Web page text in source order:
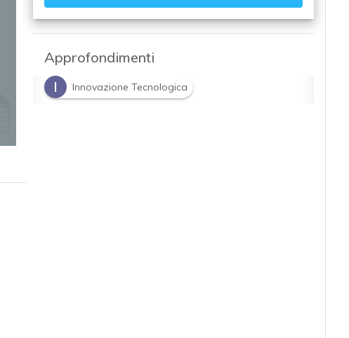
Approfondimenti
I
Innovazione Tecnologica